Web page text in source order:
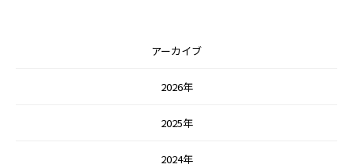
アーカイブ
2026年
2025年
2024年